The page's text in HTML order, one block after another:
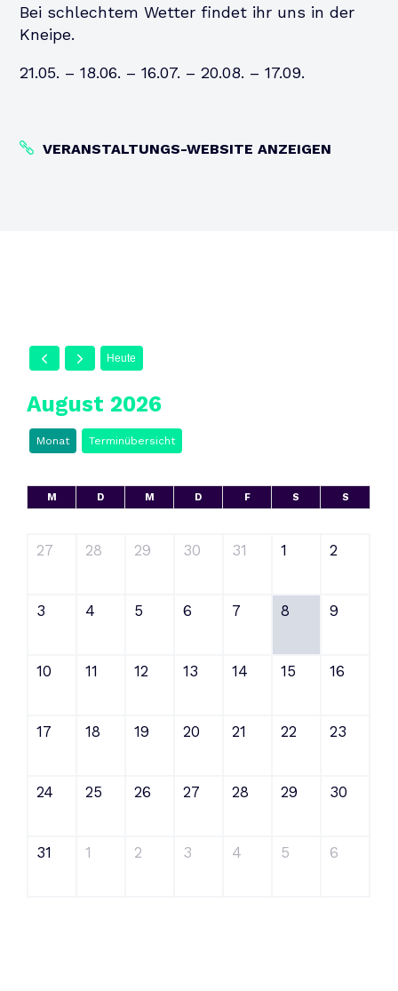
Bei schlechtem Wetter findet ihr uns in der
Kneipe.
21.05. – 18.06. – 16.07. – 20.08. – 17.09.
VERANSTALTUNGS-WEBSITE ANZEIGEN
Heute
August 2026
Monat Terminübersicht
M D M D F S S
27 28 29 30 31 1 2
3 4 5 6 7 8 9
10 11 12 13 14 15 16
17 18 19 20 21 22 23
24 25 26 27 28 29 30
31 1 2 3 4 5 6